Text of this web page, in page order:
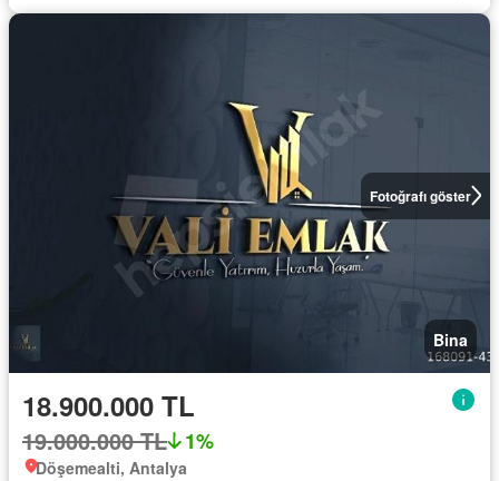
Fotoğrafı göster
Bina
18.900.000 TL
19.000.000 TL 1%
Döşemealti, Antalya